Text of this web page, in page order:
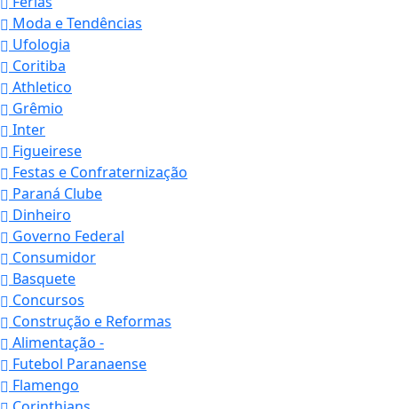
Moda e Tendências
Ufologia
Coritiba
Athletico
Grêmio
Inter
Figueirese
Festas e Confraternização
Paraná Clube
Dinheiro
Governo Federal
Consumidor
Basquete
Concursos
Construção e Reformas
Alimentação -
Futebol Paranaense
Flamengo